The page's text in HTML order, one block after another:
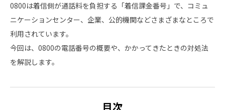
0800は着信側が通話料を負担する「着信課金番号」で、コミュ
ニケーションセンター、企業、公的機関などさまざまなところで
利用されています。
今回は、0800の電話番号の概要や、かかってきたときの対処法
を解説します。
目次